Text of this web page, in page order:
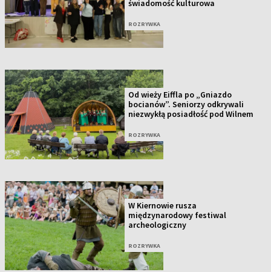
świadomość kulturowa
ROZRYWKA
Od wieży Eiffla po „Gniazdo
bocianów”. Seniorzy odkrywali
niezwykłą posiadłość pod Wilnem
ROZRYWKA
W Kiernowie rusza
międzynarodowy festiwal
archeologiczny
ROZRYWKA